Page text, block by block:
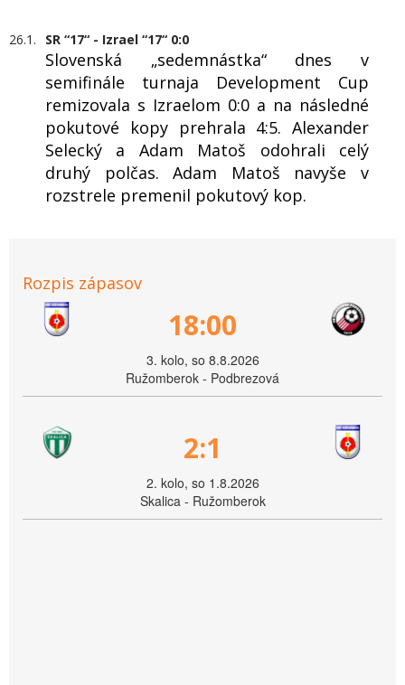
26.1. SR “17“ - Izrael “17“ 0:0
Slovenská „sedemnástka“ dnes v
semifinále turnaja Development Cup
remizovala s Izraelom 0:0 a na následné
pokutové kopy prehrala 4:5. Alexander
Selecký a Adam Matoš odohrali celý
druhý polčas. Adam Matoš navyše v
rozstrele premenil pokutový kop.
Rozpis zápasov
18:00
3. kolo, so 8.8.2026
Ružomberok - Podbrezová
2:1
2. kolo, so 1.8.2026
Skalica - Ružomberok